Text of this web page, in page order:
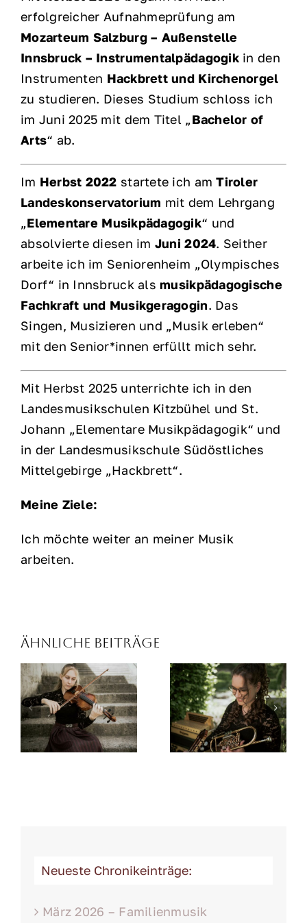
erfolgreicher Aufnahmeprüfung am
Mozarteum Salzburg – Außenstelle
Innsbruck – Instrumentalpädagogik in den
Instrumenten Hackbrett und Kirchenorgel
zu studieren. Dieses Studium schloss ich
im Juni 2025 mit dem Titel „Bachelor of
Arts“ ab.
Im Herbst 2022 startete ich amTiroler
Landeskonservatorium mit dem Lehrgang
„Elementare Musikpädagogik“ und
absolvierte diesen im Juni 2024. Seither
arbeite ich im Seniorenheim „Olympisches
Dorf“ in Innsbruck alsmusikpädagogische
Fachkraft und Musikgeragogin. Das
Singen, Musizieren und „Musik erleben“
mit den Senior*innen erfüllt mich sehr.
Mit Herbst 2025 unterrichte ich in den
Landesmusikschulen Kitzbühel und St.
Johann „Elementare Musikpädagogik“ und
in der Landesmusikschule Südöstliches
Mittelgebirge „Hackbrett“.
Meine Ziele:
Ich möchte weiter an meiner Musik
arbeiten.
Ähnliche Beiträge
Catherine Magdalena
Neueste Chronikeinträge:
März 2026 – Familienmusik